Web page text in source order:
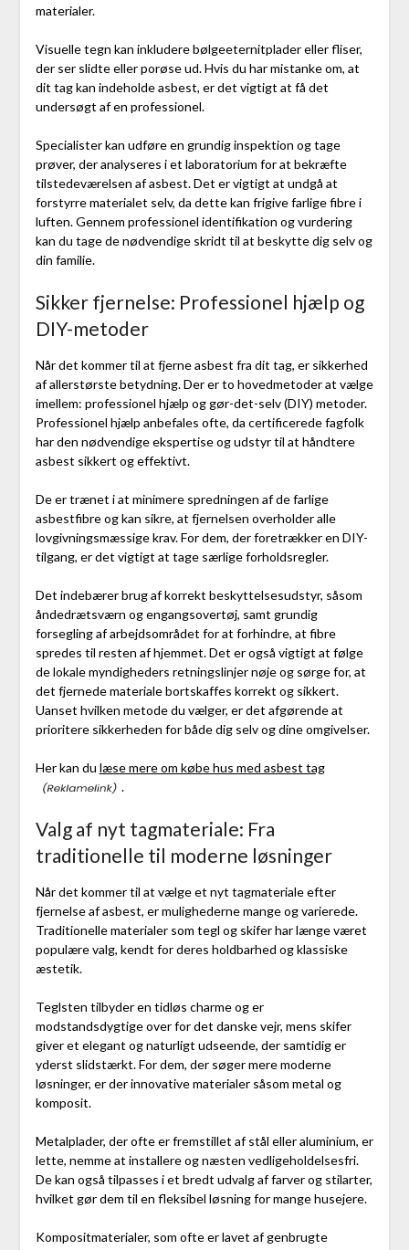
materialer.
Visuelle tegn kan inkludere bølgeeternitplader eller fliser,
der ser slidte eller porøse ud. Hvis du har mistanke om, at
dit tag kan indeholde asbest, er det vigtigt at få det
undersøgt af en professionel.
Specialister kan udføre en grundig inspektion og tage
prøver, der analyseres i et laboratorium for at bekræfte
tilstedeværelsen af asbest. Det er vigtigt at undgå at
forstyrre materialet selv, da dette kan frigive farlige fibre i
luften. Gennem professionel identifikation og vurdering
kan du tage de nødvendige skridt til at beskytte dig selv og
din familie.
Sikker fjernelse: Professionel hjælp og
DIY-metoder
Når det kommer til at fjerne asbest fra dit tag, er sikkerhed
af allerstørste betydning. Der er to hovedmetoder at vælge
imellem: professionel hjælp og gør-det-selv (DIY) metoder.
Professionel hjælp anbefales ofte, da certificerede fagfolk
har den nødvendige ekspertise og udstyr til at håndtere
asbest sikkert og effektivt.
De er trænet i at minimere spredningen af de farlige
asbestfibre og kan sikre, at fjernelsen overholder alle
lovgivningsmæssige krav. For dem, der foretrækker en DIY-
tilgang, er det vigtigt at tage særlige forholdsregler.
Det indebærer brug af korrekt beskyttelsesudstyr, såsom
åndedrætsværn og engangsovertøj, samt grundig
forsegling af arbejdsområdet for at forhindre, at fibre
spredes til resten af hjemmet. Det er også vigtigt at følge
de lokale myndigheders retningslinjer nøje og sørge for, at
det fjernede materiale bortskaffes korrekt og sikkert.
Uanset hvilken metode du vælger, er det afgørende at
prioritere sikkerheden for både dig selv og dine omgivelser.
Her kan du læse mere om købe hus med asbest tag
.
Valg af nyt tagmateriale: Fra
traditionelle til moderne løsninger
Når det kommer til at vælge et nyt tagmateriale efter
fjernelse af asbest, er mulighederne mange og varierede.
Traditionelle materialer som tegl og skifer har længe været
populære valg, kendt for deres holdbarhed og klassiske
æstetik.
Teglsten tilbyder en tidløs charme og er
modstandsdygtige over for det danske vejr, mens skifer
giver et elegant og naturligt udseende, der samtidig er
yderst slidstærkt. For dem, der søger mere moderne
løsninger, er der innovative materialer såsom metal og
komposit.
Metalplader, der ofte er fremstillet af stål eller aluminium, er
lette, nemme at installere og næsten vedligeholdelsesfri.
De kan også tilpasses i et bredt udvalg af farver og stilarter,
hvilket gør dem til en fleksibel løsning for mange husejere.
Kompositmaterialer, som ofte er lavet af genbrugte